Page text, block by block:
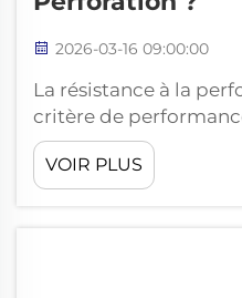
2026-03-16 09:00:00
La résistance à la
critère de
l’évaluation des
des mains dans les
sanitaire.
VOIR PLUS